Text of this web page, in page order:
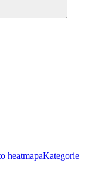
heatmapaKategorie